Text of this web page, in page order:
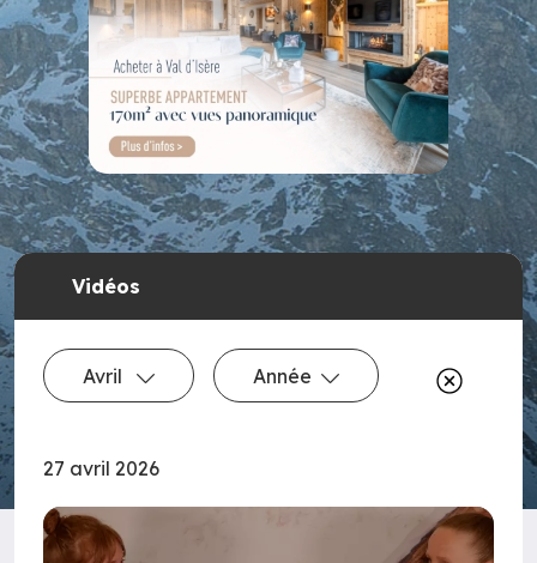
Vidéos
Avril Année
27 avril 2026